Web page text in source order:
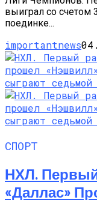
выиграл со
поединке...
importantnews
СПОРТ
НХЛ.
«Даллас»